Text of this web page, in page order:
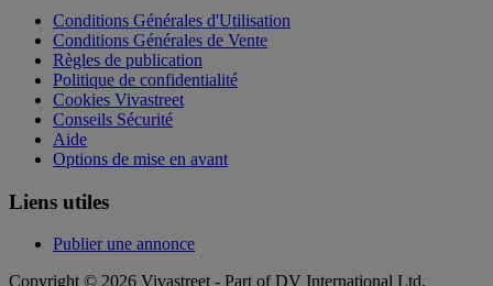
Conditions Générales d'Utilisation
Conditions Générales de Vente
Règles de publication
Politique de confidentialité
Cookies Vivastreet
Conseils Sécurité
Aide
Options de mise en avant
Liens utiles
Publier une annonce
Copyright © 2026 Vivastreet - Part of DV International Ltd.